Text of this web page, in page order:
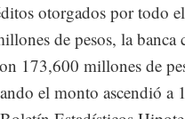
otorgados por todo
de pesos, la banca
173,600 millones de
el monto ascendió a